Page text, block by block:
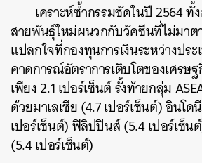
เคราะห์ซ้ำกรรมซัดในปี 2564 ทั้
สายพันธุ์ใหม่ผนวกกับวัคซีนที่ไม่มาต
แปลกใจที่กองทุนการเงินระหว่างปร
คาดการณ์อัตราการเติบโตของเศรษ
เพียง 2.1 เปอร์เซ็นต์ รั้งท้ายกลุ่ม
ด้วยมาเลเซีย (4.7 เปอร์เซ็นต์) อินโด
เปอร์เซ็นต์) ฟิลิปปินส์ (5.4 เปอร์เซ็น
(5.4 เปอร์เซ็นต์)